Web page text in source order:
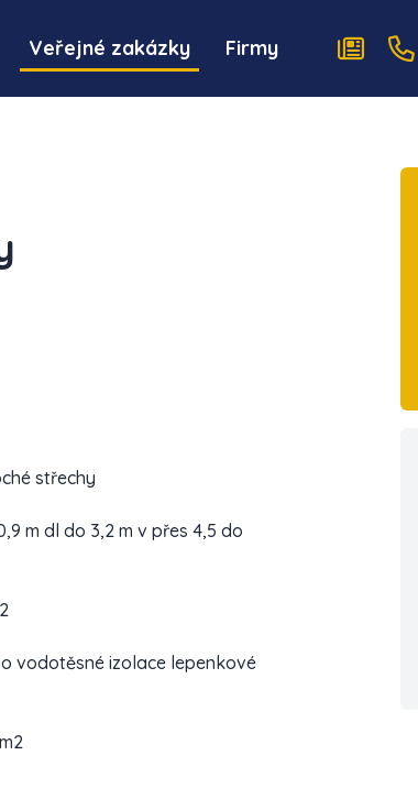
Veřejné zakázky Firmy
střechy
m dl do 3,2 m v přes 4,5 do
vodotěsné izolace lepenkové